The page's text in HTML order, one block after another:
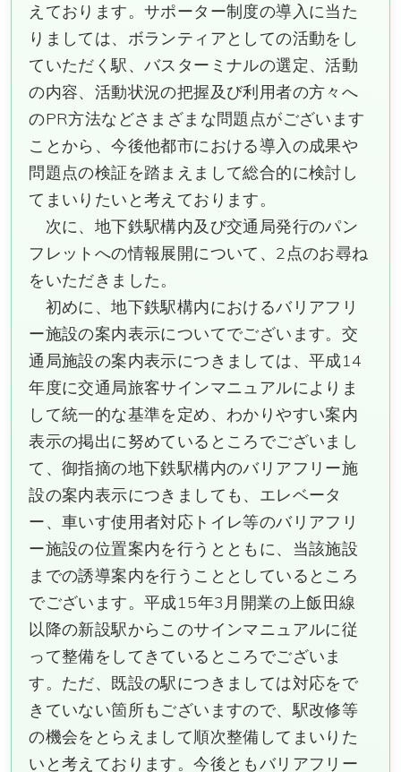
えております。サポーター制度の導入に当た
りましては、ボランティアとしての活動をし
ていただく駅、バスターミナルの選定、活動
の内容、活動状況の把握及び利用者の方々へ
のPR方法などさまざまな問題点がございます
ことから、今後他都市における導入の成果や
問題点の検証を踏まえまして総合的に検討し
てまいりたいと考えております。
次に、地下鉄駅構内及び交通局発行のパン
フレットへの情報展開について、2点のお尋ね
をいただきました。
初めに、地下鉄駅構内におけるバリアフリ
ー施設の案内表示についてでございます。交
通局施設の案内表示につきましては、平成14
年度に交通局旅客サインマニュアルによりま
して統一的な基準を定め、わかりやすい案内
表示の掲出に努めているところでございまし
て、御指摘の地下鉄駅構内のバリアフリー施
設の案内表示につきましても、エレベータ
ー、車いす使用者対応トイレ等のバリアフリ
ー施設の位置案内を行うとともに、当該施設
までの誘導案内を行うこととしているところ
でございます。平成15年3月開業の上飯田線
以降の新設駅からこのサインマニュアルに従
って整備をしてきているところでございま
す。ただ、既設の駅につきましては対応をで
きていない箇所もございますので、駅改修等
の機会をとらえまして順次整備してまいりた
いと考えております。今後ともバリアフリー